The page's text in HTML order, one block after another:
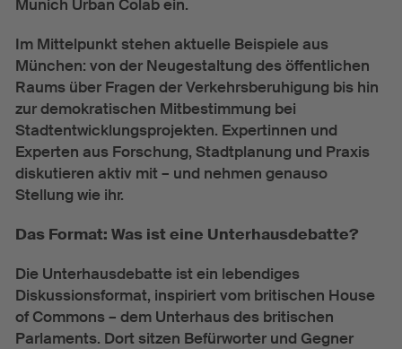
Presse
Munich Urban Colab ein.
Im Mittelpunkt stehen aktuelle Beispiele aus
München: von der Neugestaltung des öffentlichen
Raums über Fragen der Verkehrsberuhigung bis hin
zur demokratischen Mitbestimmung bei
Stadtentwicklungsprojekten. Expertinnen und
Experten aus Forschung, Stadtplanung und Praxis
diskutieren aktiv mit – und nehmen genauso
Stellung wie ihr.
Das Format: Was ist eine Unterhausdebatte?
Die Unterhausdebatte ist ein lebendiges
Diskussionsformat, inspiriert vom britischen House
of Commons – dem Unterhaus des britischen
Parlaments. Dort sitzen Befürworter und Gegner